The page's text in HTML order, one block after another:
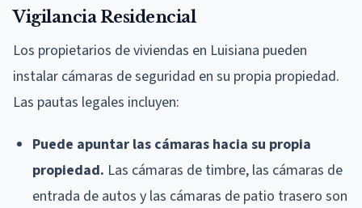
Vigilancia Residencial
Los propietarios de viviendas en Luisiana pueden
instalar cámaras de seguridad en su propia propiedad.
Las pautas legales incluyen:
Puede apuntar las cámaras hacia su propia
propiedad. Las cámaras de timbre, las cámaras de
entrada de autos y las cámaras de patio trasero son